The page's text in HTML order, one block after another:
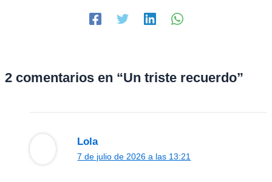
2 comentarios en “Un triste recuerdo”
Lola
7 de julio de 2026 a las 13:21